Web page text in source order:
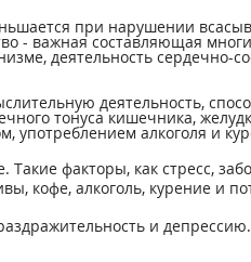
при нарушении
- важная составляющая
деятельность
деятельность,
тонуса кишечника,
употреблением алкоголя и
факторы, как стресс,
кофе, алкоголь, курение и
и